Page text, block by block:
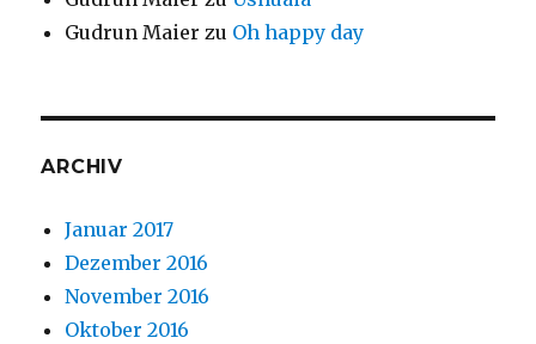
Gudrun Maier zu Oh happy day
ARCHIV
Januar 2017
Dezember 2016
November 2016
Oktober 2016